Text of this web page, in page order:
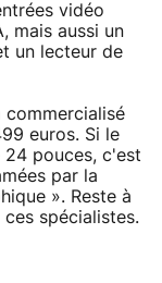
vidéo
mais aussi un
un lecteur de
commercialisé
euros. Si le
pouces, c'est
par la
». Reste à
spécialistes.